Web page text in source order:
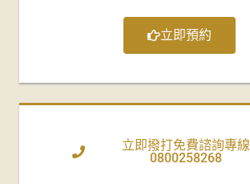
立即預約
立即撥打免費諮詢專線
0800258268